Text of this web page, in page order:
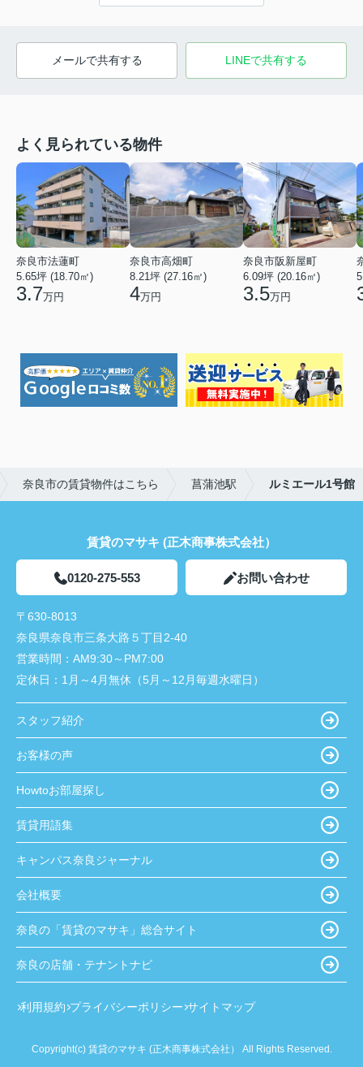
メールで共有する LINEで共有する
よく見られている物件
奈良市法蓮町
5.65坪 (18.70㎡)
3.7万円
奈良市高畑町
8.21坪 (27.16㎡)
4万円
奈良市阪新屋町
6.09坪 (20.16㎡)
3.5万円
奈良市の賃貸物件はこちら 菖蒲池駅 ルミエール1号館
賃貸のマサキ (正木商事株式会社）
0120-275-553 お問い合わせ
〒630-8013
奈良県奈良市三条大路５丁目2-40
営業時間： AM9:30～PM7:00
定休日： 1月～4月無休（5月～12月毎週水曜日）
スタッフ紹介
お客様の声
Howtoお部屋探し
賃貸用語集
キャンパス奈良ジャーナル
会社概要
奈良の「賃貸のマサキ」総合サイト
奈良の店舗・テナントナビ
利用規約 プライバシーポリシー サイトマップ
Copyright(c) 賃貸のマサキ (正木商事株式会社） All Rights Reserved.